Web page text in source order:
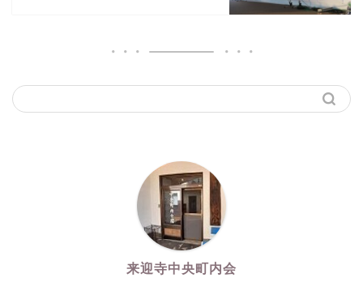
来迎寺中央町内会